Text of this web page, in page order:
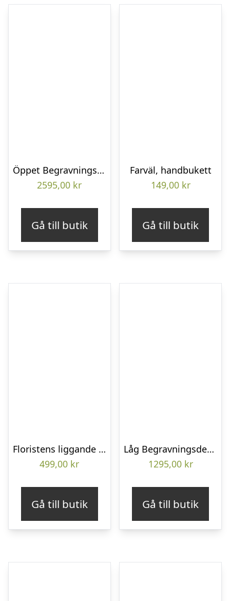
Öppet Begravningshjärta
2595,00 kr
Gå till butik
Farväl, handbukett
149,00 kr
Gå till butik
Floristens liggande bukett
499,00 kr
Gå till butik
Låg Begravningsdekoration
1295,00 kr
Gå till butik